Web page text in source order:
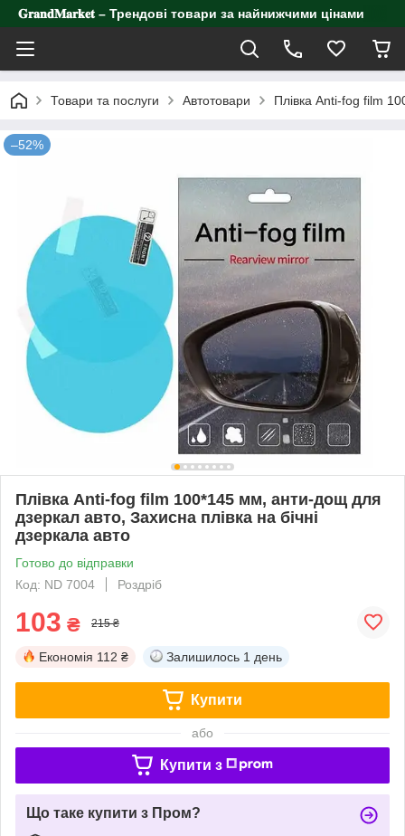
𝐆𝐫𝐚𝐧𝐝𝐌𝐚𝐫𝐤𝐞𝐭 – Трендові товари за найнижчими цінами
Товари та послуги Автотовари Плівка Anti-fog film
–52%
Плівка Anti-fog film 100*145 мм, анти-дощ для
дзеркал авто, Захисна плівка на бічні
дзеркала авто
Готово до відправки
Код: ND 7004
Роздріб
103 ₴ 215 ₴
Економія 112 ₴ Залишилось 1 день
Купити
або
Купити з
Що таке купити з Пром?